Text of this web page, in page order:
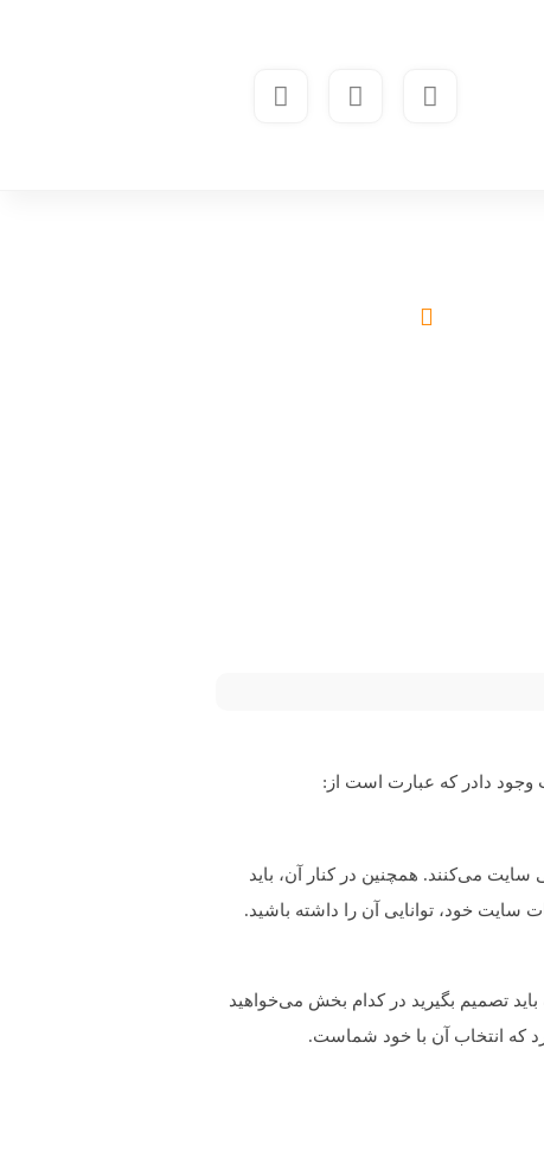
وجود دادر که عبارت است از:
سایت می‌کنند. همچنین در کنار آن، باید
باید تصمیم بگیرید در کدام بخش می‌خواهید
که انتخاب آن با خود شماست.